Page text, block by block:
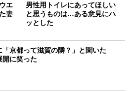
エ
妻
男性用トイレにあってほしい
と思うものは…ある意見にハ
ッとした
「京都って滋賀の隣？」と聞いた
に笑った